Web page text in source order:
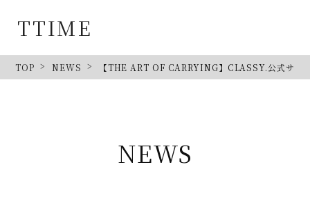
TTIME
TOP NEWS 【THE ART OF CARRYING】CLASSY.公式サイ
NEWS